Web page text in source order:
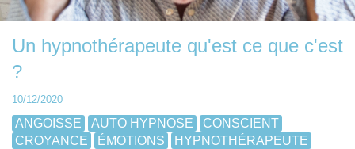
Un hypnothérapeute qu'est ce que c'est
?
10/12/2020
ANGOISSE AUTO HYPNOSE
CONSCIENT
CROYANCE
ÉMOTIONS
HYPNOTHÉRAPEUTE